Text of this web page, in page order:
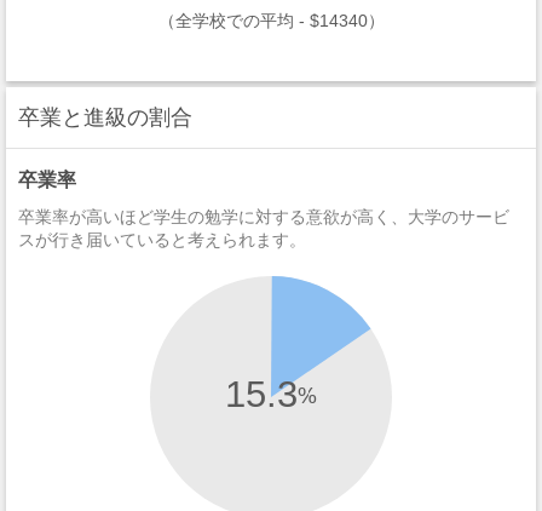
（全学校での平均 - $14340）
卒業と進級の割合
卒業率
卒業率が高いほど学生の勉学に対する意欲が高く、大学のサービ
スが行き届いていると考えられます。
15.3%